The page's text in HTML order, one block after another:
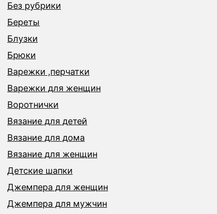
Без рубрики
Береты
Блузки
Брюки
Варежки ,перчатки
Варежки для женщин
Воротнички
Вязание для детей
Вязание для дома
Вязание для женщин
Детские шапки
Джемпера для женщин
Джемпера для мужчин